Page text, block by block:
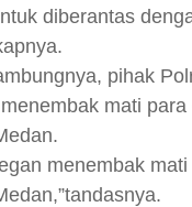
diberantas
pihak
mati para
menembak